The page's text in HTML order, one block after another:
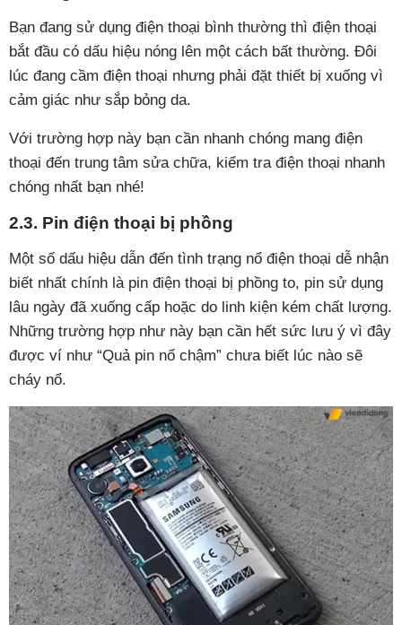
Bạn đang sử dụng điện thoại bình thường thì điện thoại
bắt đầu có dấu hiệu nóng lên một cách bất thường. Đôi
lúc đang cầm điện thoại nhưng phải đặt thiết bị xuống vì
cảm giác như sắp bỏng da.
Với trường hợp này bạn cần nhanh chóng mang điện
thoại đến trung tâm sửa chữa, kiểm tra điện thoại nhanh
chóng nhất bạn nhé!
2.3. Pin điện thoại bị phồng
Một số dấu hiệu dẫn đến tình trạng nổ điện thoại dễ nhận
biết nhất chính là pin điện thoại bị phồng to, pin sử dụng
lâu ngày đã xuống cấp hoặc do linh kiện kém chất lượng.
Những trường hợp như này bạn cần hết sức lưu ý vì đây
được ví như “Quả pin nổ chậm” chưa biết lúc nào sẽ
cháy nổ.